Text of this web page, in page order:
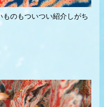
のもついつい紹介しがち